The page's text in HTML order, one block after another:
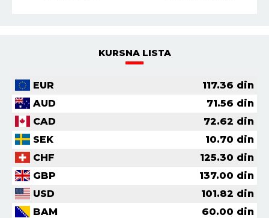
KURSNA LISTA
EUR 117.36 din
AUD
71.56 din
CAD
72.62 din
SEK
10.70 din
CHF
125.30 din
GBP
137.00 din
USD
101.82 din
BAM
60.00 din